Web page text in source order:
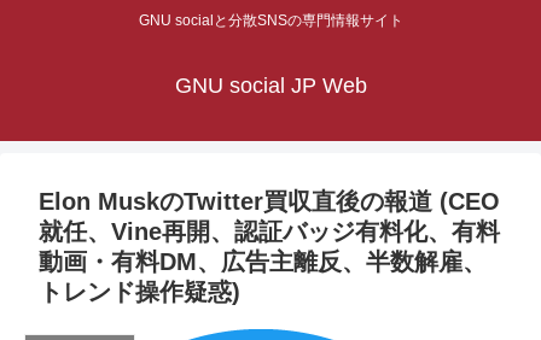
GNU socialと分散SNSの専門情報サイト
GNU social JP Web
Elon MuskのTwitter買収直後の報道 (CEO
就任、Vine再開、認証バッジ有料化、有料
動画・有料DM、広告主離反、半数解雇、
トレンド操作疑惑)